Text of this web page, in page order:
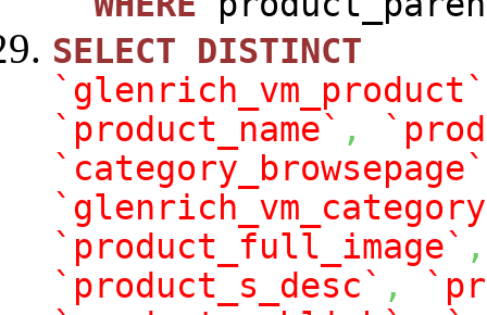
SELECT
DISTINCT
`glenrich_vm_product`
`product_name` ,
`category_browsepage`
`product_full_image` ,
`product_s_desc` ,